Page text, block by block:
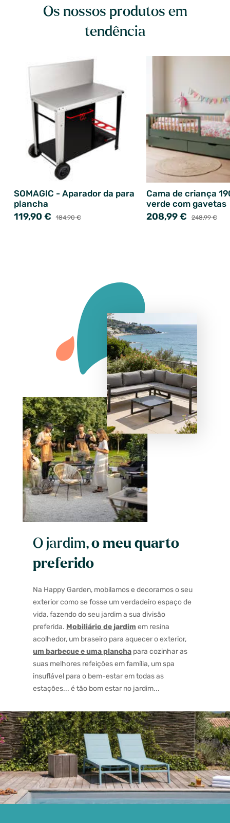
Os nossos produtos em
tendência
SOMAGIC - Aparador da para
plancha
119,90 € 184,90 €
Cama de criança
verde com gavetas
208,99 € 248,99 €
O jardim,o meu quarto
preferido
Na Happy Garden, mobilamos e decoramos o seu
exterior como se fosse um verdadeiro espaço de
vida, fazendo do seu jardim a sua divisão
preferida. Mobiliário de jardim em resina
acolhedor, um braseiro para aquecer o exterior,
um barbecue e uma plancha para cozinhar as
suas melhores refeições em família, um spa
insuflável para o bem-estar em todas as
estações... é tão bom estar no jardim...